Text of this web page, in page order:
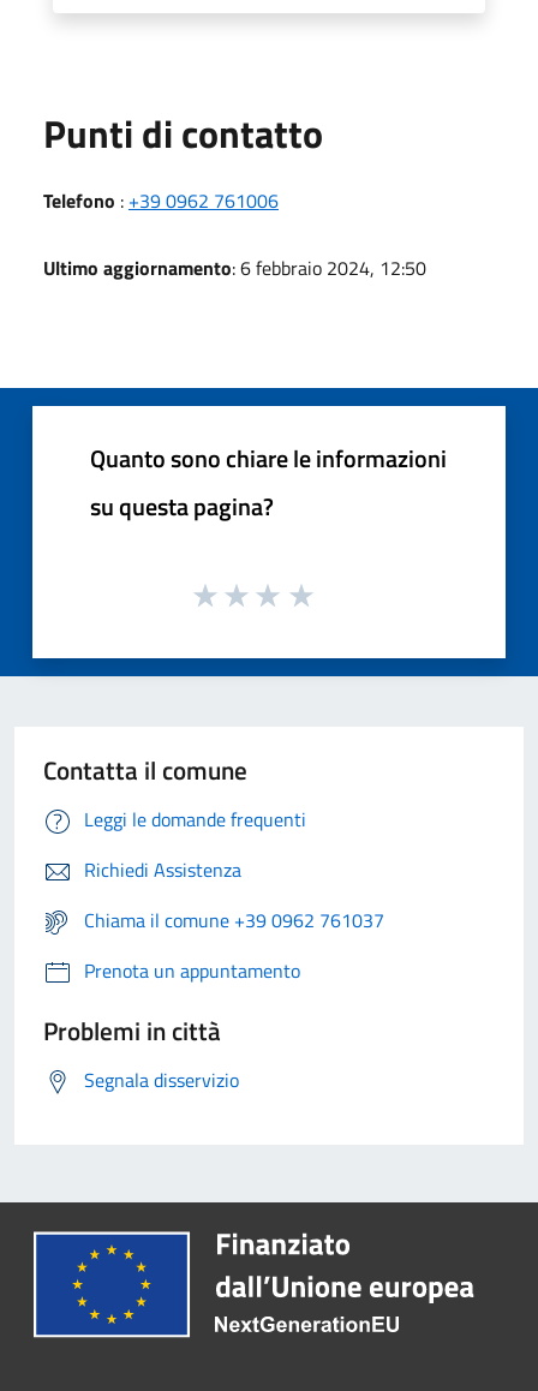
Punti di contatto
Telefono : +39 0962 761006
Ultimo aggiornamento: 6 febbraio 2024, 12:50
Quanto sono chiare le informazioni
su questa pagina?
Contatta il comune
Leggi le domande frequenti
Richiedi Assistenza
Chiama il comune +39 0962 761037
Prenota un appuntamento
Problemi in città
Segnala disservizio